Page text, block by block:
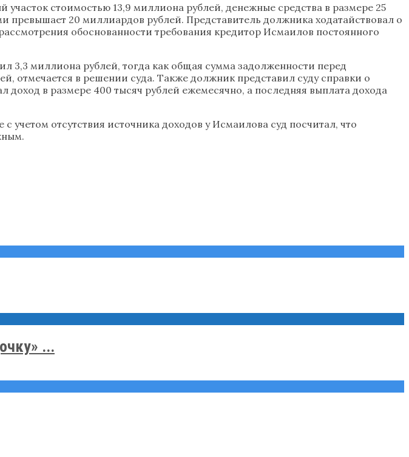
стоимостью 13,9 миллиона рублей, денежные средства в размере 25
превышает 20 миллиардов рублей. Представитель должника ходатайствовал о
обоснованности требования кредитор Исмаилов постоянного
3,3 миллиона рублей, тогда как общая сумма задолженности перед
в решении суда. Также должник представил суду справки о
в размере 400 тысяч рублей ежемесячно, а последняя выплата дохода
отсутствия источника доходов у Исмаилова суд посчитал, что
...